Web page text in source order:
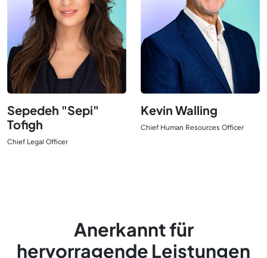
Sepedeh "Sepi"
Tofigh
Chief Legal Officer
Kevin Walling
Chief Human Resources Officer
Anerkannt für
hervorragende Leistungen